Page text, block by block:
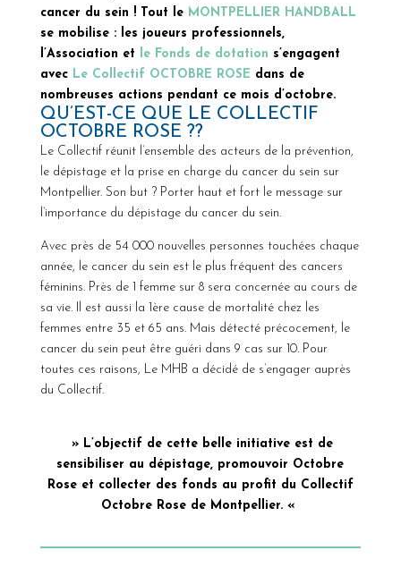
cancer du sein ! Tout le MONTPELLIER HANDBALL
se mobilise : les joueurs professionnels,
l’Association et
le Fonds de dotation s’engagent
avec Le Collectif OCTOBRE ROSE dans de
nombreuses actions pendant ce mois d’octobre.
QU’EST-CE QUE LE COLLECTIF
OCTOBRE ROSE ??
Le Collectif réunit l’ensemble des acteurs de la prévention,
le dépistage et la prise en charge du cancer du sein sur
Montpellier. Son but ? Porter haut et fort le message sur
l’importance du dépistage du cancer du sein.
Avec près de 54 000 nouvelles personnes touchées chaque
année, le cancer du sein est le plus fréquent des cancers
féminins. Près de 1 femme sur 8 sera concernée au cours de
sa vie. Il est aussi la 1ère cause de mortalité chez les
femmes entre 35 et 65 ans. Mais détecté précocement, le
cancer du sein peut être guéri dans 9 cas sur 10. Pour
toutes ces raisons, Le MHB a décidé de s’engager auprès
du Collectif.
» L’objectif de cette belle initiative est de
sensibiliser au dépistage, promouvoir Octobre
Rose et collecter des fonds au profit du Collectif
Octobre Rose de Montpellier. «